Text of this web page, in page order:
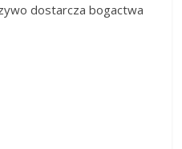
dostarcza bogactwa